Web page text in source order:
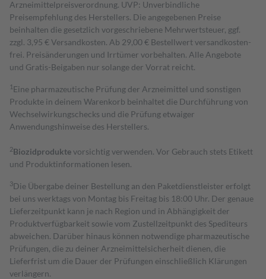
Arzneimittelpreisverordnung. UVP: Unverbindliche
Preisempfehlung des Herstellers. Die angegebenen Preise
beinhalten die gesetzlich vorgeschriebene Mehrwertsteuer, ggf.
zzgl. 3,95 € Versandkosten. Ab 29,00 € Bestell­wert versand­kosten­
frei. Preisänderungen und Irrtümer vorbehalten. Alle Angebote
und Gratis-Beigaben nur solange der Vorrat reicht.
1 Eine pharmazeutische Prüfung der Arzneimittel und sonstigen
Produkte in deinem Warenkorb beinhaltet die Durchführung von
Wechselwirkungschecks und die Prüfung etwaiger
Anwendungshinweise des Herstellers.
2Biozidproduktevorsichtig verwenden. Vor Gebrauch stets Etikett
und Produktinformationen lesen.
3Die Übergabe deiner Bestellung an den Paketdienstleister erfolgt
bei uns werktags von Montag bis Freitag bis 18:00 Uhr. Der genaue
Lieferzeitpunkt kann je nach Region und in Abhängigkeit der
Produktverfügbarkeit sowie vom Zustellzeitpunkt des Spediteurs
abweichen. Darüber hinaus können notwendige pharmazeutische
Prüfungen, die zu deiner Arzneimittelsicherheit dienen, die
Lieferfrist um die Dauer der Prüfungen einschließlich Klärungen
verlängern.